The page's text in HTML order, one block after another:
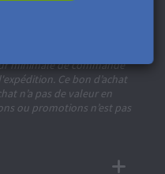
minimale de commande
Ce bon d’achat
n’a pas de valeur en
ou promotions n’est pas